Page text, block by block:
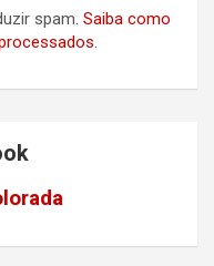
spam. Saiba como
.